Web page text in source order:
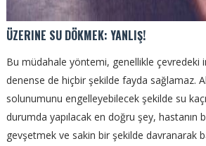
ÜZERINE SU DÖKMEK: YANLIŞ!
Bu müdahale yöntemi, genellikle çevredeki
denense de hiçbir şekilde fayda sağlamaz.
solunumunu engelleyebilecek şekilde su
durumda yapılacak en doğru şey, hastanın
gevşetmek ve sakin bir şekilde davranarak